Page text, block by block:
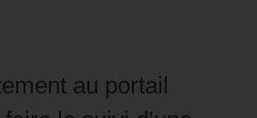
au portail